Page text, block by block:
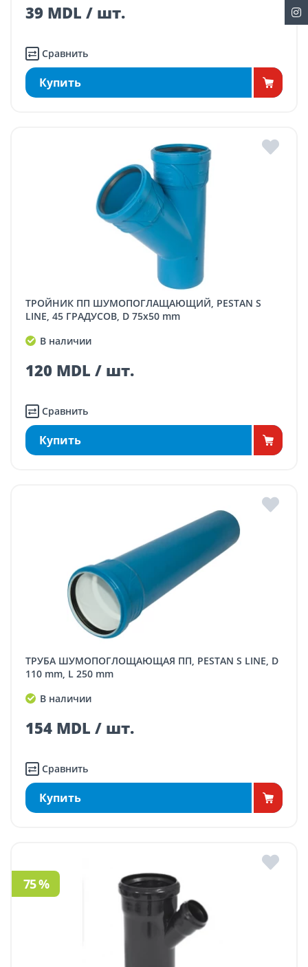
39 MDL / шт.
Сравнить
Купить
ТРОЙНИК ПП ШУМОПОГЛАЩАЮЩИЙ, PESTAN S
LINE, 45 ГРАДУСОВ, D 75x50 mm
В наличии
120 MDL / шт.
Сравнить
Купить
ТРУБА ШУМОПОГЛОЩАЮЩАЯ ПП, PESTAN S LINE, D
110 mm, L 250 mm
В наличии
154 MDL / шт.
Сравнить
Купить
75 %